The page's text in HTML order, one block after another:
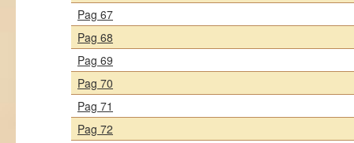
Pag 67
Pag 68
Pag 69
Pag 70
Pag 71
Pag 72